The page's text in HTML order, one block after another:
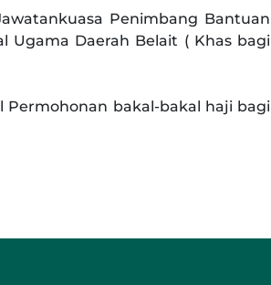
Penimbang Bantuan
Ugama Daerah Belait ( Khas bagi
Permohonan bakal-bakal haji bagi